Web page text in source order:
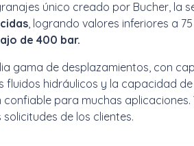
único creado por Bucher, la
, logrando valores inferiores a
de 400 bar.
gama de desplazamientos, con
hidráulicos y la capacidad
confiable para muchas
de los clientes.